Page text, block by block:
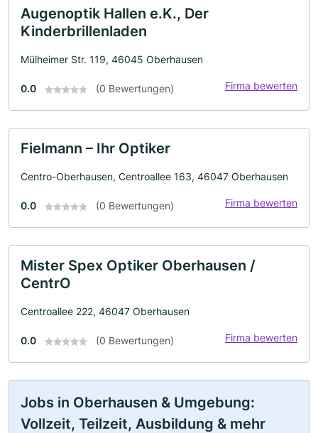
Augenoptik Hallen e.K., Der
Kinderbrillenladen
Mülheimer Str. 119, 46045 Oberhausen
0.0 (0 Bewertungen) Firma bewerten
Fielmann – Ihr Optiker
Centro-Oberhausen, Centroallee 163, 46047 Oberhausen
0.0 (0 Bewertungen) Firma bewerten
Mister Spex Optiker Oberhausen /
CentrO
Centroallee 222, 46047 Oberhausen
0.0 (0 Bewertungen) Firma bewerten
Jobs in Oberhausen & Umgebung:
Vollzeit, Teilzeit, Ausbildung & mehr